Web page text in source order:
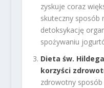
zyskuje coraz
skuteczny sposób
detoksykację
spożywaniu
Dieta św.
korzyści
zdrowotny